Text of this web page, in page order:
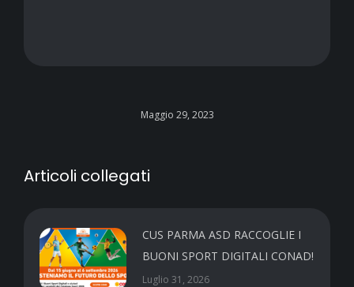
Maggio 29, 2023
Articoli collegati
CUS PARMA ASD RACCOGLIE I
BUONI SPORT DIGITALI CONAD!
Luglio 31, 2026